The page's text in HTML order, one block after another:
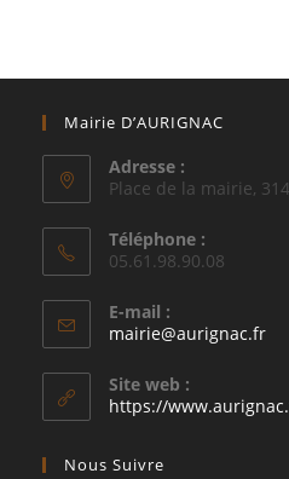
Mairie D’AURIGNAC
Adresse :
Place de la mairie,
Téléphone :
05.61.98.90.08
E-mail :
mairie@aurignac.fr
Site web :
https://
Nous Suivre